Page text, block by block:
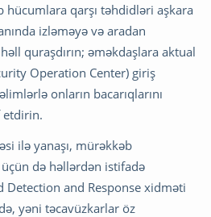
hücumlara qarşı təhdidləri aşkara
izləməyə və aradan
quraşdırın; əməkdaşlara aktual
Operation Center) giriş
onların bacarıqlarını
etdirin.
ilə yanaşı, mürəkkəb
də həllərdən istifadə
Detection and Response xidməti
yəni təcavüzkarlar öz